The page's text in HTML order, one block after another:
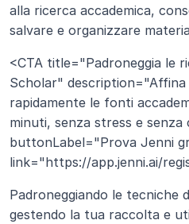
alla ricerca accademica,
salvare e organizzare
<CTA title="Padroneggia le
Scholar" description="Affina
rapidamente le fonti
minuti, senza stress e senza
buttonLabel="Prova Jenni
link="https://app.jenni.ai/
Padroneggiando le tecniche
gestendo la tua raccolta e